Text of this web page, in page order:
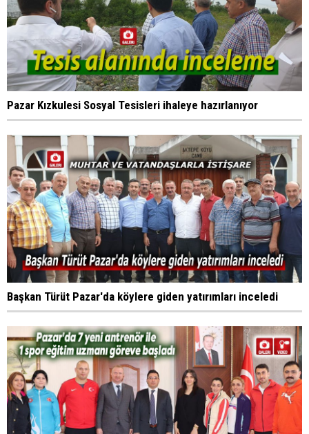
Pazar Kızkulesi Sosyal Tesisleri ihaleye hazırlanıyor
Başkan Türüt Pazar'da köylere giden yatırımları inceledi